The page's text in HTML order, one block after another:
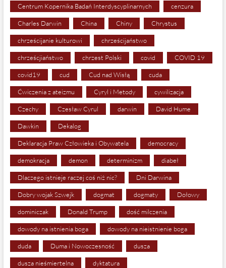
Centrum Kopernika Badań Interdyscyplinarnych cenzura
Charles Darwin China Chiny Chrystus
chrześcijanie kulturowi chrześcijaństwo
chrześcjiaństwo chrzest Polski covid COVID 19
covid19 cud Cud nad Wisłą cuda
Ćwiczenia z ateizmu Cyryl i Metody cywilizacja
Czechy Czesław Cyrul darwin David Hume
Dawkin Dekalog
Deklaracja Praw Człowieka i Obywatela democracy
demokracja demon determinizm diabeł
Dlaczego istnieje raczej coś niż nic? Dni Darwina
Dobry wojak Szwejk dogmat dogmaty Dołowy
dominiczak Donald Trump dość milczenia
dowody na istnienia boga dowody na nieistnienie boga
duda Duma i Nowoczesność dusza
dusza nieśmiertelna dyktatura